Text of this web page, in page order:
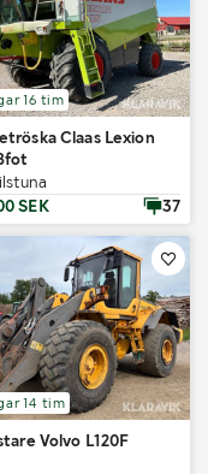
16 tim
Claas Lexion
SEK
37
14 tim
Volvo L120F